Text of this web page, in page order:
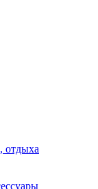
отдыха